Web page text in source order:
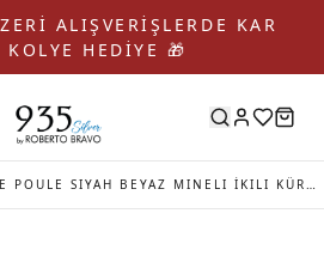
ALIŞVERİŞLERDE KAR
KOLYE HEDİYE 🎁
PIED DE POULE SIYAH BEYAZ MINELI İKILI KÜRE GÜMÜŞ BILEKLIK